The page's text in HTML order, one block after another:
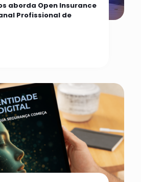
aborda Open Insurance
Profissional de